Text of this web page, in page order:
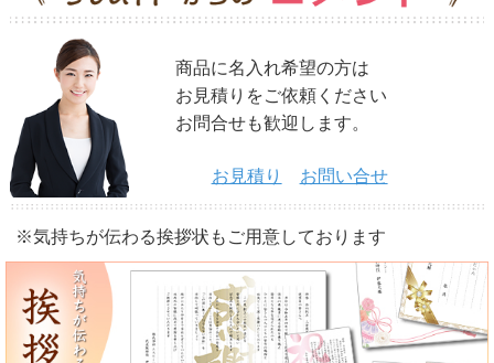
商品に名入れ希望の方は
お見積りをご依頼ください
お問合せも歓迎します。
お見積り お問い合せ
※気持ちが伝わる挨拶状もご用意しております